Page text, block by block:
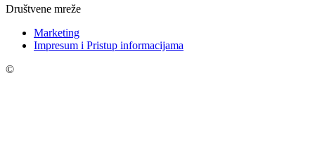
Društvene mreže
Marketing
Impresum i Pristup informacijama
©